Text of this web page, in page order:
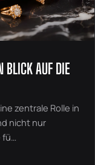
BLICK AUF DIE
zentrale Rolle in
nicht nur
fü…